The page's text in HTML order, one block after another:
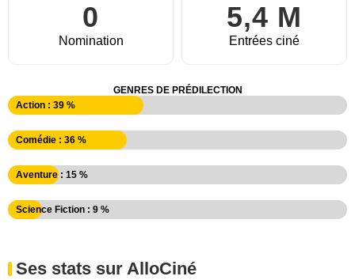
0
Nomination
5,4 M
Entrées ciné
GENRES DE PRÉDILECTION
Action : 39 %
Comédie : 36 %
Aventure : 15 %
Science Fiction : 9 %
Ses stats sur AlloCiné